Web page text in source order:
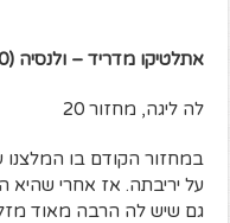
אתלטיקו מדריד – ולנסיה (22:00, וונדה מטרופוליטנו)
לה ליגה, מחזור 20
במחזור הקודם בו המלצנו
על יריבתה. אז אחרי